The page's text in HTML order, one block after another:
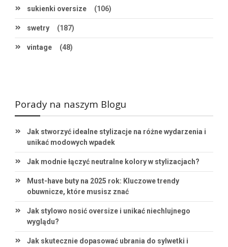
sukienki oversize (106)
swetry (187)
vintage (48)
Porady na naszym Blogu
Jak stworzyć idealne stylizacje na różne wydarzenia i
unikać modowych wpadek
Jak modnie łączyć neutralne kolory w stylizacjach?
Must-have buty na 2025 rok: Kluczowe trendy
obuwnicze, które musisz znać
Jak stylowo nosić oversize i unikać niechlujnego
wyglądu?
Jak skutecznie dopasować ubrania do sylwetki i